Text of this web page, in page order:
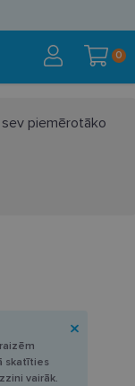
0
sev piemērotāko
skatīties
vairāk.